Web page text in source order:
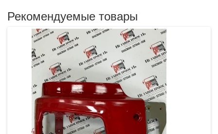
Рекомендуемые товары